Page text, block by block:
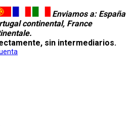
Enviamos a: España
continental, France
sin intermediarios.